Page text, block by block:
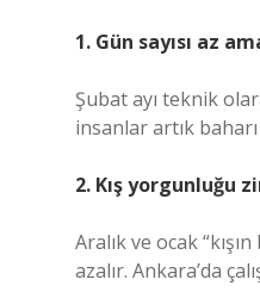
1. Gün sayısı az
Şubat ayı teknik
insanlar artık
2. Kış yorgunluğu
Aralık ve ocak
azalır. Ankara’da